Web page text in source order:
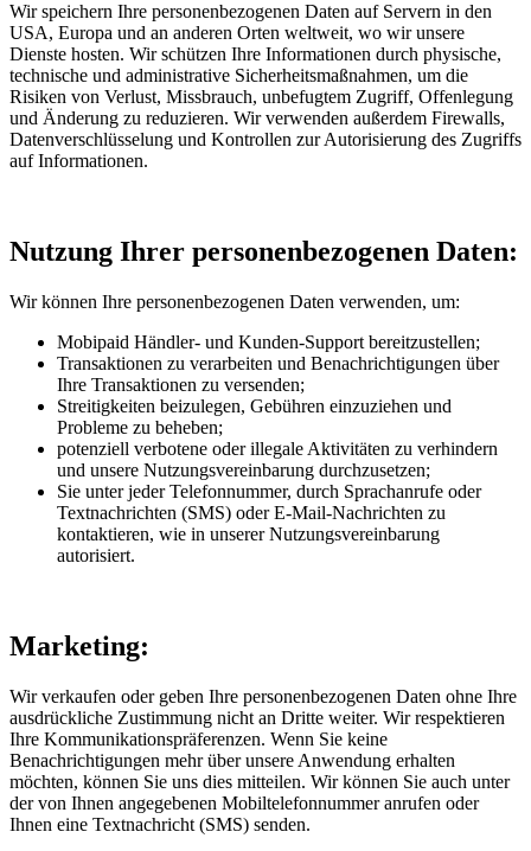
Wir speichern Ihre personenbezogenen Daten auf Servern in den
USA, Europa und an anderen Orten weltweit, wo wir unsere
Dienste hosten. Wir schützen Ihre Informationen durch physische,
technische und administrative Sicherheitsmaßnahmen, um die
Risiken von Verlust, Missbrauch, unbefugtem Zugriff, Offenlegung
und Änderung zu reduzieren. Wir verwenden außerdem Firewalls,
Datenverschlüsselung und Kontrollen zur Autorisierung des Zugriffs
auf Informationen.
Nutzung Ihrer personenbezogenen Daten:
Wir können Ihre personenbezogenen Daten verwenden, um:
Mobipaid Händler- und Kunden-Support bereitzustellen;
Transaktionen zu verarbeiten und Benachrichtigungen über
Ihre Transaktionen zu versenden;
Streitigkeiten beizulegen, Gebühren einzuziehen und
Probleme zu beheben;
potenziell verbotene oder illegale Aktivitäten zu verhindern
und unsere Nutzungsvereinbarung durchzusetzen;
Sie unter jeder Telefonnummer, durch Sprachanrufe oder
Textnachrichten (SMS) oder E-Mail-Nachrichten zu
kontaktieren, wie in unserer Nutzungsvereinbarung
autorisiert.
Marketing:
Wir verkaufen oder geben Ihre personenbezogenen Daten ohne Ihre
ausdrückliche Zustimmung nicht an Dritte weiter. Wir respektieren
Ihre Kommunikationspräferenzen. Wenn Sie keine
Benachrichtigungen mehr über unsere Anwendung erhalten
möchten, können Sie uns dies mitteilen. Wir können Sie auch unter
der von Ihnen angegebenen Mobiltelefonnummer anrufen oder
Ihnen eine Textnachricht (SMS) senden.